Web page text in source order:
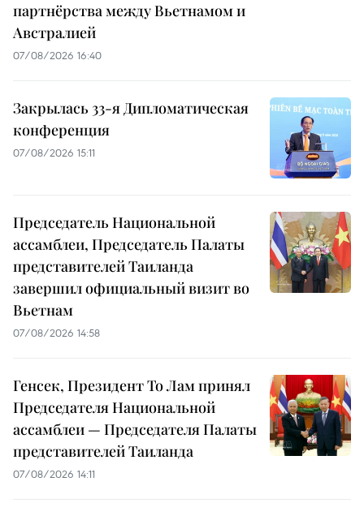
партнёрства между Вьетнамом и
Австралией
07/08/2026 16:40
Закрылась 33-я Дипломатическая
конференция
07/08/2026 15:11
Председатель Национальной
ассамблеи, Председатель Палаты
представителей Таиланда
завершил официальный визит во
Вьетнам
07/08/2026 14:58
Генсек, Президент То Лам принял
Председателя Национальной
ассамблеи — Председателя Палаты
представителей Таиланда
07/08/2026 14:11